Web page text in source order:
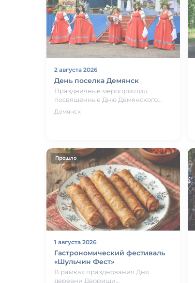
2 августа 2026
День поселка Демянск
Праздничные мероприятия,
посвященные Дню Демянского
округа. Праздничные
Демянск
Прошло
1 августа 2026
Гастрономический фестиваль
«Шульчин Фест»
В рамках празднования Дня
деревни Дворищи